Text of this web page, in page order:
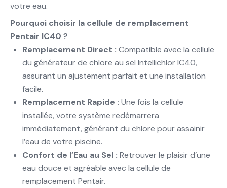
votre eau.
Pourquoi choisir la cellule de remplacement
Pentair IC40 ?
Remplacement Direct : Compatible avec la cellule
du générateur de chlore au sel Intellichlor IC40,
assurant un ajustement parfait et une installation
facile.
Remplacement Rapide : Une fois la cellule
installée, votre système redémarrera
immédiatement, générant du chlore pour assainir
l’eau de votre piscine.
Confort de l’Eau au Sel : Retrouver le plaisir d’une
eau douce et agréable avec la cellule de
remplacement Pentair.